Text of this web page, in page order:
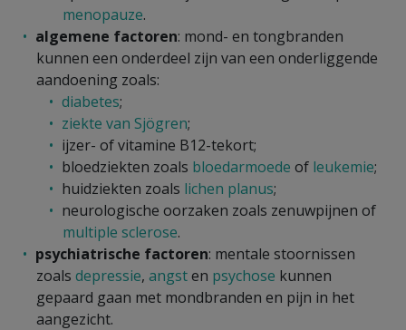
menopauze.
algemene factoren: mond- en tongbranden
kunnen een onderdeel zijn van een onderliggende
aandoening zoals:
diabetes;
ziekte van Sjögren;
ijzer- of vitamine B12-tekort;
bloedziekten zoals bloedarmoede of leukemie;
huidziekten zoals lichen planus;
neurologische oorzaken zoals zenuwpijnen of
multiple sclerose.
psychiatrische factoren: mentale stoornissen
zoals depressie, angsten psychose kunnen
gepaard gaan met mondbranden en pijn in het
aangezicht.